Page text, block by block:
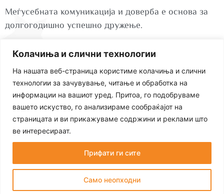
Колачиња и слични технологии
На нашата веб-страница користиме колачиња и слични
технологии за зачувување, читање и обработка на
информации на вашиот уред. Притоа, го подобруваме
вашето искуство, го анализираме сообраќајот на
страницата и ви прикажуваме содржини и реклами што
ве интересираат.
Само неопходни
Прифати ги сите
Меѓусебната комуникација и доверба е основа за
долгогодишно успешно дружење.
ул. Миле Поп Јорданов бр.72 1000 Скопје
+389 78 278 949
Работно време:
пон.-пет од 08:30 до 14:00 ч.
2026 © All rights reserved
Политика на приватностПолитика на колачиња